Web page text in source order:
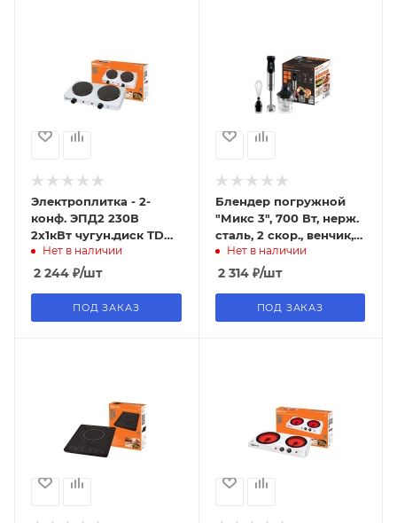
Электроплитка - 2-
конф. ЭПД2 230В
2х1кВт чугун.диск TDM
(1/6шт)
Нет в наличии
2 244 ₽/шт
ПОД ЗАКАЗ
Блендер погружной
"Микс 3", 700 Вт, нерж.
сталь, 2 скор., венчик,
чаша -
измельчитель,TDM
Нет в наличии
2 314₽/шт
ПОД ЗАКАЗ